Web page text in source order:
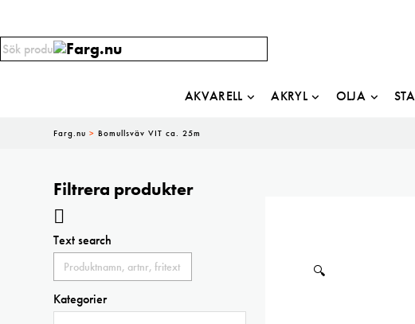
AKVARELL AKRYL OLJA
Farg.nu >Bomullsväv VIT ca. 25m
🔍
Filtrera produkter
Text search
Kategorier